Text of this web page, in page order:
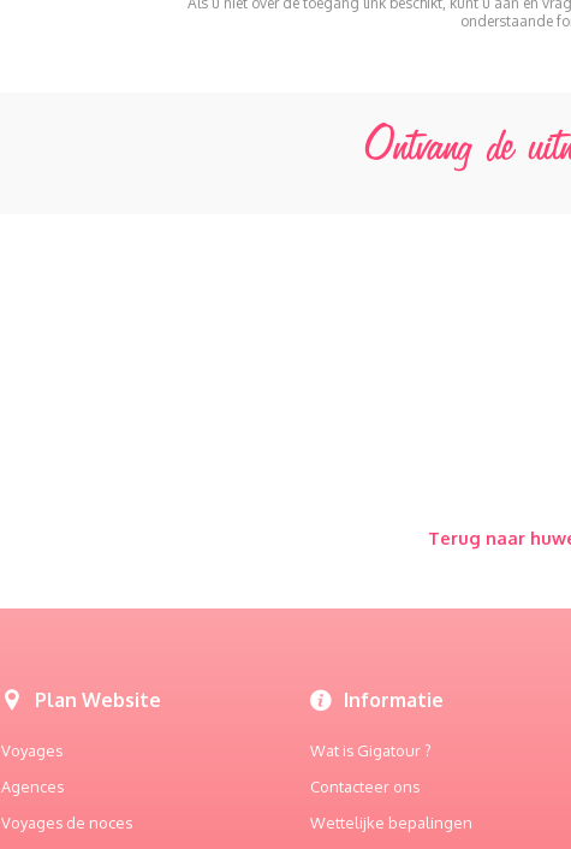
onderstaande
Ontvang de
Terug naar
Plan Website
Voyages
Agences
Voyages de noces
Informatie
Wat is Gigatour ?
Contacteer ons
Wettelijke bepalingen